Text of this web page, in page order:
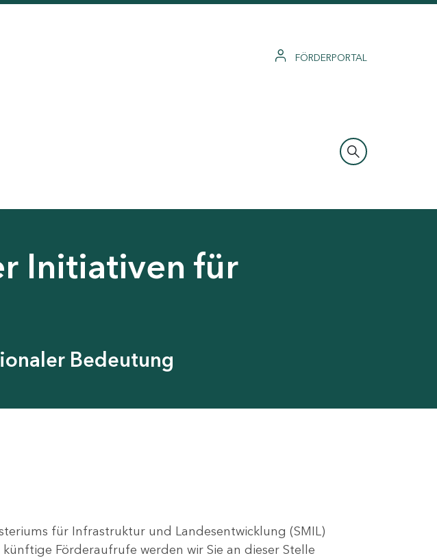
FÖRDERPORTAL
Initiativen für
Bedeutung
für Infrastruktur und Landesentwicklung (SMIL)
Förderaufrufe werden wir Sie an dieser Stelle